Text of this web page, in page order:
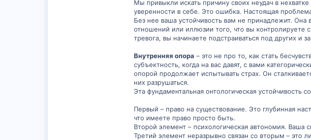
Мы привыкли искать причину своих неудач в
уверенности в себе. Это ошибка. Настоящая
Без нее ваша устойчивость вам не принадлежит.
отношений или иллюзии того, что вы контролируете
тревога, вы начинаете подстраиваться под других и
Внутренняя опора – это не про то, как стать
субъектность, когда на вас давят, с вами
опорой продолжает испытывать страх. Он
них разрушаться.
Эта фундаментальная онтологическая устойчивость
Первый – право на существование. Это глубинная
что имеете право просто быть.
Второй элемент – психологическая автономия. Ваша
Третий элемент неразрывно связан со вторым – это